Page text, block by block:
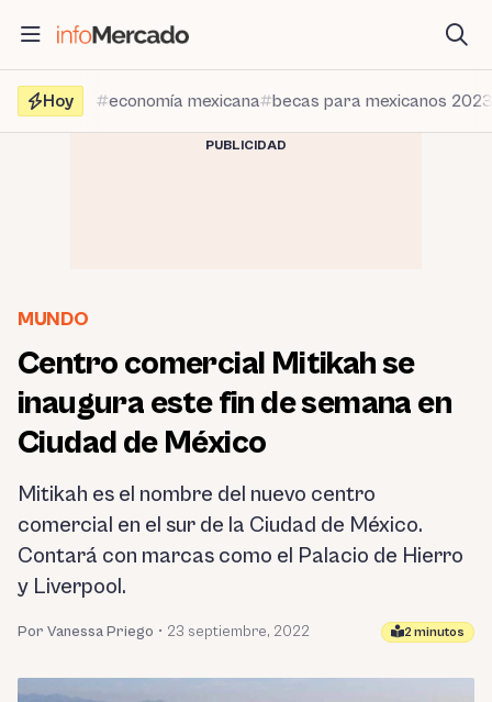
contenido
Hoy
economía mexicana becas para mexicanos 2023
PUBLICIDAD
MUNDO
Centro comercial Mitikah se
inaugura este fin de semana en
Ciudad de México
Mitikah es el nombre del nuevo centro
comercial en el sur de la Ciudad de México.
Contará con marcas como el Palacio de Hierro
y Liverpool.
Por Vanessa Priego • 23 septiembre, 2022 2 minutos